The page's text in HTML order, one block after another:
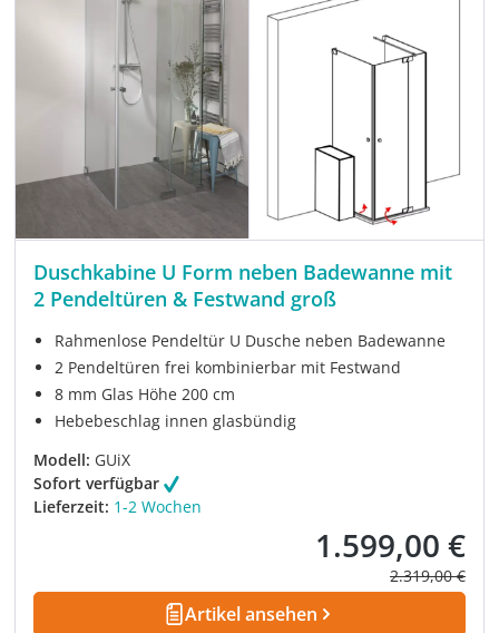
Duschkabine U Form neben Badewanne mit
2 Pendeltüren & Festwand groß
Rahmenlose Pendeltür U Dusche neben Badewanne
2 Pendeltüren frei kombinierbar mit Festwand
8 mm Glas Höhe 200 cm
Hebebeschlag innen glasbündig
Modell: GUiX
Sofort verfügbar
Lieferzeit: 1-2 Wochen
Verkaufspreis:
1.599,00 €
Regulärer
2.319,00 €
Artikel ansehen